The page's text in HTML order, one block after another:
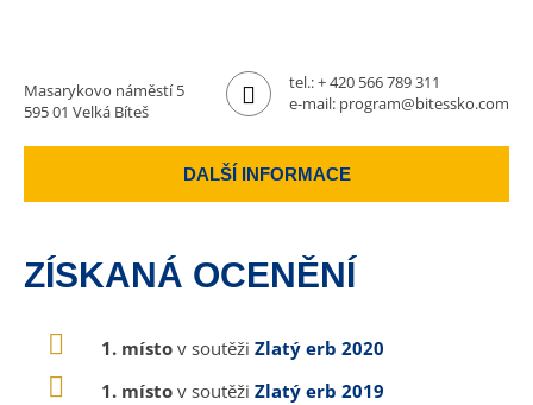
Masarykovo náměstí 5
595 01 Velká Bíteš
tel.:+ 420 566 789 311
e-mail: program@bitessko.com
DALŠÍ INFORMACE
ZÍSKANÁ OCENĚNÍ
1. místo v soutěži Zlatý erb 2020
1. místo v soutěži Zlatý erb 2019